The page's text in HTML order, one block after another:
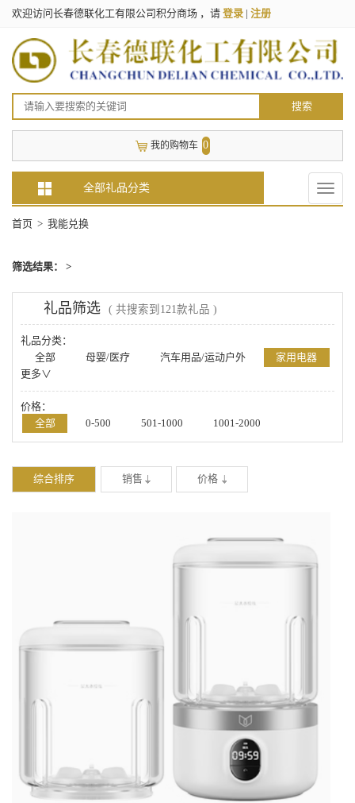
欢迎访问长春德联化工有限公司积分商场 ，请 登录 | 注册
搜索
我的购物车 0
全部礼品分类
Toggle
首页 > 我能兑换
筛选结果： >
礼品筛选 ( 共搜索到121款礼品 )
礼品分类：
全部
母婴/医疗 汽车用品/运动户外
家用电器
数码/手机
更多∨
价格：
全部
0-500 501-1000
1001-2000
2001-4000
4001-20000 -
综合排序 销售 价格